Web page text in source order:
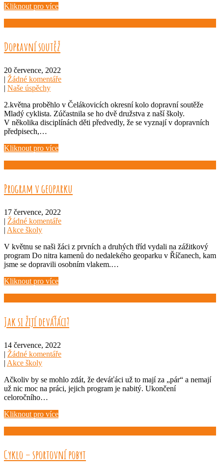
Kliknout pro více
Dopravní soutěž
20 července, 2022
| Žádné komentáře
| Naše úspěchy
2.května proběhlo v Čelákovicích okresní kolo dopravní soutěže
Mladý cyklista. Zúčastnila se ho dvě družstva z naší školy.
V několika disciplínách děti předvedly, že se vyznají v dopravních
předpisech,…
Kliknout pro více
Program v geoparku
17 července, 2022
| Žádné komentáře
| Akce školy
V květnu se naši žáci z prvních a druhých tříd vydali na zážitkový
program Do nitra kamenů do nedalekého geoparku v Říčanech, kam
jsme se dopravili osobním vlakem.…
Kliknout pro více
Jak si žijí deváťáci?
14 července, 2022
| Žádné komentáře
| Akce školy
Ačkoliv by se mohlo zdát, že deváťáci už to mají za „pár“ a nemají
už nic moc na práci, jejich program je nabitý. Ukončení
celoročního…
Kliknout pro více
Cyklo – sportovní pobyt